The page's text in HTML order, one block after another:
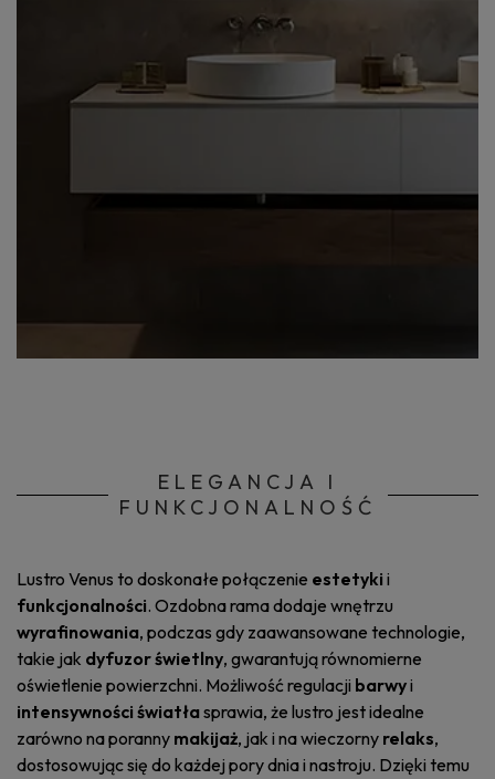
ELEGANCJA I
FUNKCJONALNOŚĆ
Lustro Venus to doskonałe połączenie estetyki i
funkcjonalności. Ozdobna rama dodaje wnętrzu
wyrafinowania, podczas gdy zaawansowane technologie,
takie jak dyfuzor świetlny, gwarantują równomierne
oświetlenie powierzchni. Możliwość regulacji barwyi
intensywności światłasprawia, że lustro jest idealne
zarówno na poranny makijaż, jak i na wieczorny relaks,
dostosowując się do każdej pory dnia i nastroju. Dzięki temu